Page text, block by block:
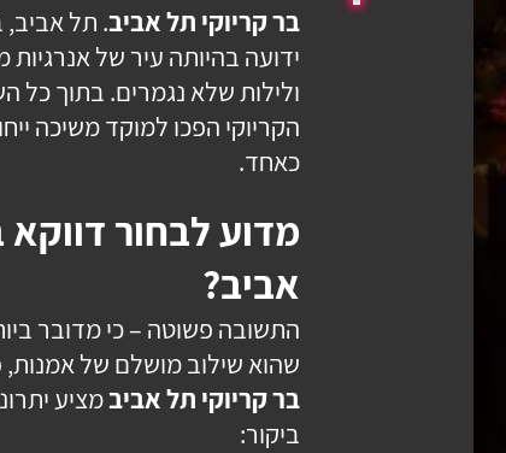
בר קריוקי תל אביב. תל אביב,
ידועה בהיותה עיר של אנרגיות
ולילות שלא נגמרים. בתוך כל
הקריוקי הפכו למוקד משיכה
כאחד.
מדוע לבחור דווקא
אביב?
התשובה פשוטה – כי מדובר
שהוא שילוב מושלם של אמנות,
בר קריוקי תל אביבמציע
ביקור: